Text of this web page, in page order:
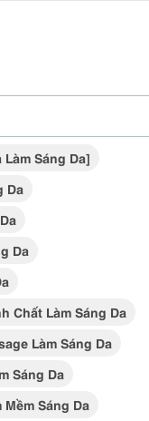
Làm Sáng Da]
Da
Da
Chất Làm Sáng Da
Làm Sáng Da
Sáng Da
Sáng Da